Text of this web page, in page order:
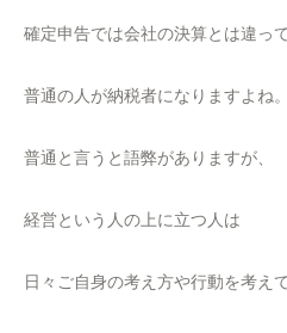
確定申告では会社の決算とは違って
普通の人が納税者になりますよね。
普通と言うと語弊がありますが、
経営という人の上に立つ人は
日々ご自身の考え方や行動を考え